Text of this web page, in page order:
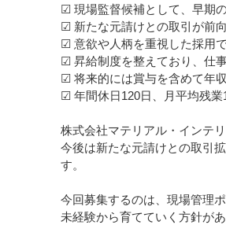
☑ 現場監督候補として、早期
☑ 新たな元請けとの取引が前
☑ 意欲や人柄を重視した採用
☑ 昇給制度を整えており、仕
☑ 将来的には賞与を含めて年
☑ 年間休日120日、月平均残業
株式会社マテリアル・インテ
今後は新たな元請けとの取引
す。
今回募集するのは、現場管理
未経験から育てていく方針が